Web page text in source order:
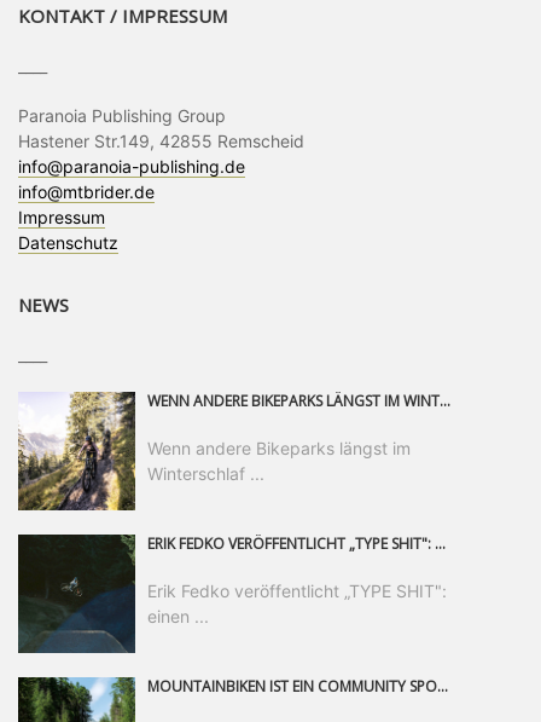
KONTAKT / IMPRESSUM
Paranoia Publishing Group
Hastener Str.149, 42855 Remscheid
info@paranoia-publishing.de
info@mtbrider.de
Impressum
Datenschutz
NEWS
WENN ANDERE BIKEPARKS LÄNGST IM WINTERSCHLAF SIND, IST MAN IN SAALFELDEN LEOGANG IMMER NOCH AM MOUNTAINBIKEN. IST DER HERBST DIE SCHÖNSTE ZEIT DES JAHRES? AUF DEN TRAILS RUND UM SAALFELDEN LEOGANG UND IM EPIC BIKEPARK LEOGANG IST ER DAS AUF JEDEN FALL – UND DIE GEFÜHLT DIE LÄNGSTE NOCH DAZU. NOCH BIS MINDESTENS 8. NOVEMBER STEHT DAS PINZGAUER MOUNTAINBIKE-PARADIES ALLEN RIDERN OFFEN, DIE EINFACH NICHT GENUG KRIEGEN KÖNNEN. DABEI HÄLT DIE GOLDENE JAHRESZEIT IN SAALFELDEN LEOGANG WEIT MEHR ALS LINES, TRAILS UND HERBSTPANORAMEN BEREIT: MIT DEM BIKE FESTIVAL, VERSCHIEDENEN LADIES SHRED EVENTS UND EINEM DIE GESAMTE SAISON ANDAUERNDEN PHOTO CONTEST ZUM 25-JÄHRIGEN BIKEPARK-JUBILÄUM GIBT ES RUND UM ÖSTERREICHS ÄLTESTEN BIKEPARK EINIGES ZU ERLEBEN.
Wenn andere Bikeparks längst im
Winterschlaf ...
ERIK FEDKO VERÖFFENTLICHT „TYPE SHIT": EINEN 23-MINÜTIGEN MOUNTAINBIKE-FILM, ÜBER DREI JAHRE RUND UM DIE WELT GEDREHT. ZEITGLEICH LAUNCHT ER DIE GLEICHNAMIGE KOLLEKTION SEINER BRAND TYPE. EIN SEGMENT DES FILMS ERSCHEINT SEPARAT AUF RED BULL BIKE.
Erik Fedko veröffentlicht „TYPE SHIT":
einen ...
MOUNTAINBIKEN IST EIN COMMUNITY SPORT UND DAS BEWEIST SICH IN DER BIKE REPUBLIC SÖLDEN GERADE EINDRUCKSVOLL AUF ALLEN LEVELN. FREERIDE PROFI, SHAPERIN UND FRISCH GEWÄHLTE SWATCH NINES MVP VERO SANDLER IST BEGEISTERT VON DER VIELFALT DER BIKE DESTINATION, DER NEUEN JUMPLINE UND PLÄDIERT FÜR MUT BEI (FRAUEN) COMMUNITIES. VERO UND IHR VERLOBTER SAM HODGES VERBRINGEN MEHRERE MONATE IN DER BIKE REPUBLIC UND LASSEN UNS DARAN TEILHABEN. UM COMMUNITY GEHT ES AUCH BEI DER PARTNERSCHAFT ZWISCHEN SÖLDEN UND DEM NEUEN RIDERS PARK DONOVALY IN DER SLOWAKEI: DER DORTIGE TOURISMUSDIREKTOR JIRI PEC IST ÜBERZEUGT: VON MEHR BIKEPARKS PROFITIERT DIE GANZE MTB-SZENE – UND MIT DOMINIK LINSER, GESCHÄFTSFÜHRER DER BRS, HAT ER DAMIT DEN PERFEKTEN PARTNER GEFUNDEN.